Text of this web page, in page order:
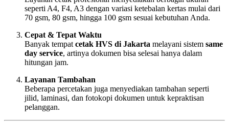
seperti A4, F4, A3 dengan variasi ketebalan kertas mulai dari
70 gsm, 80 gsm, hingga 100 gsm sesuai kebutuhan Anda.
Cepat & Tepat Waktu
Banyak tempat cetak HVS di Jakarta melayani sistem same
day service, artinya dokumen bisa selesai hanya dalam
hitungan jam.
Layanan Tambahan
Beberapa percetakan juga menyediakan tambahan seperti
jilid, laminasi, dan fotokopi dokumen untuk kepraktisan
pelanggan.